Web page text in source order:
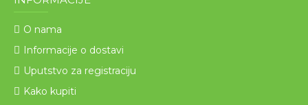
O nama
Informacije o dostavi
Uputstvo za registraciju
Kako kupiti